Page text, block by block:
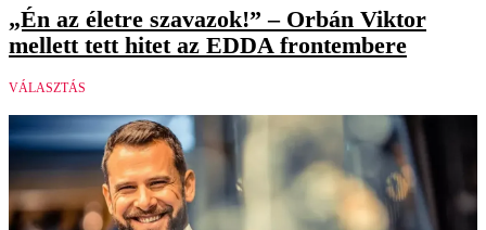
„Én az életre szavazok!” – Orbán Viktor
mellett tett hitet az EDDA frontembere
VÁLASZTÁS